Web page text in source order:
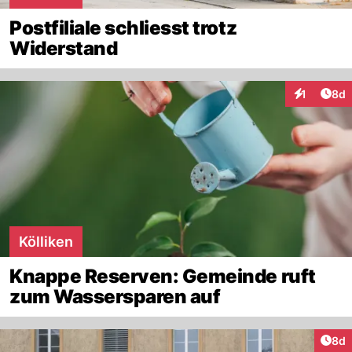
Postfiliale schliesst trotz
Widerstand
1 8d
Kölliken
Knappe Reserven: Gemeinde ruft
zum Wassersparen auf
8d